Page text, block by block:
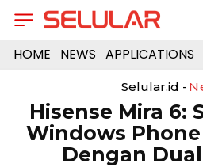
HOME NEWS APPLICATIONS
Selular.id -
Hisense Mira 6:
Windows Phone
Dengan